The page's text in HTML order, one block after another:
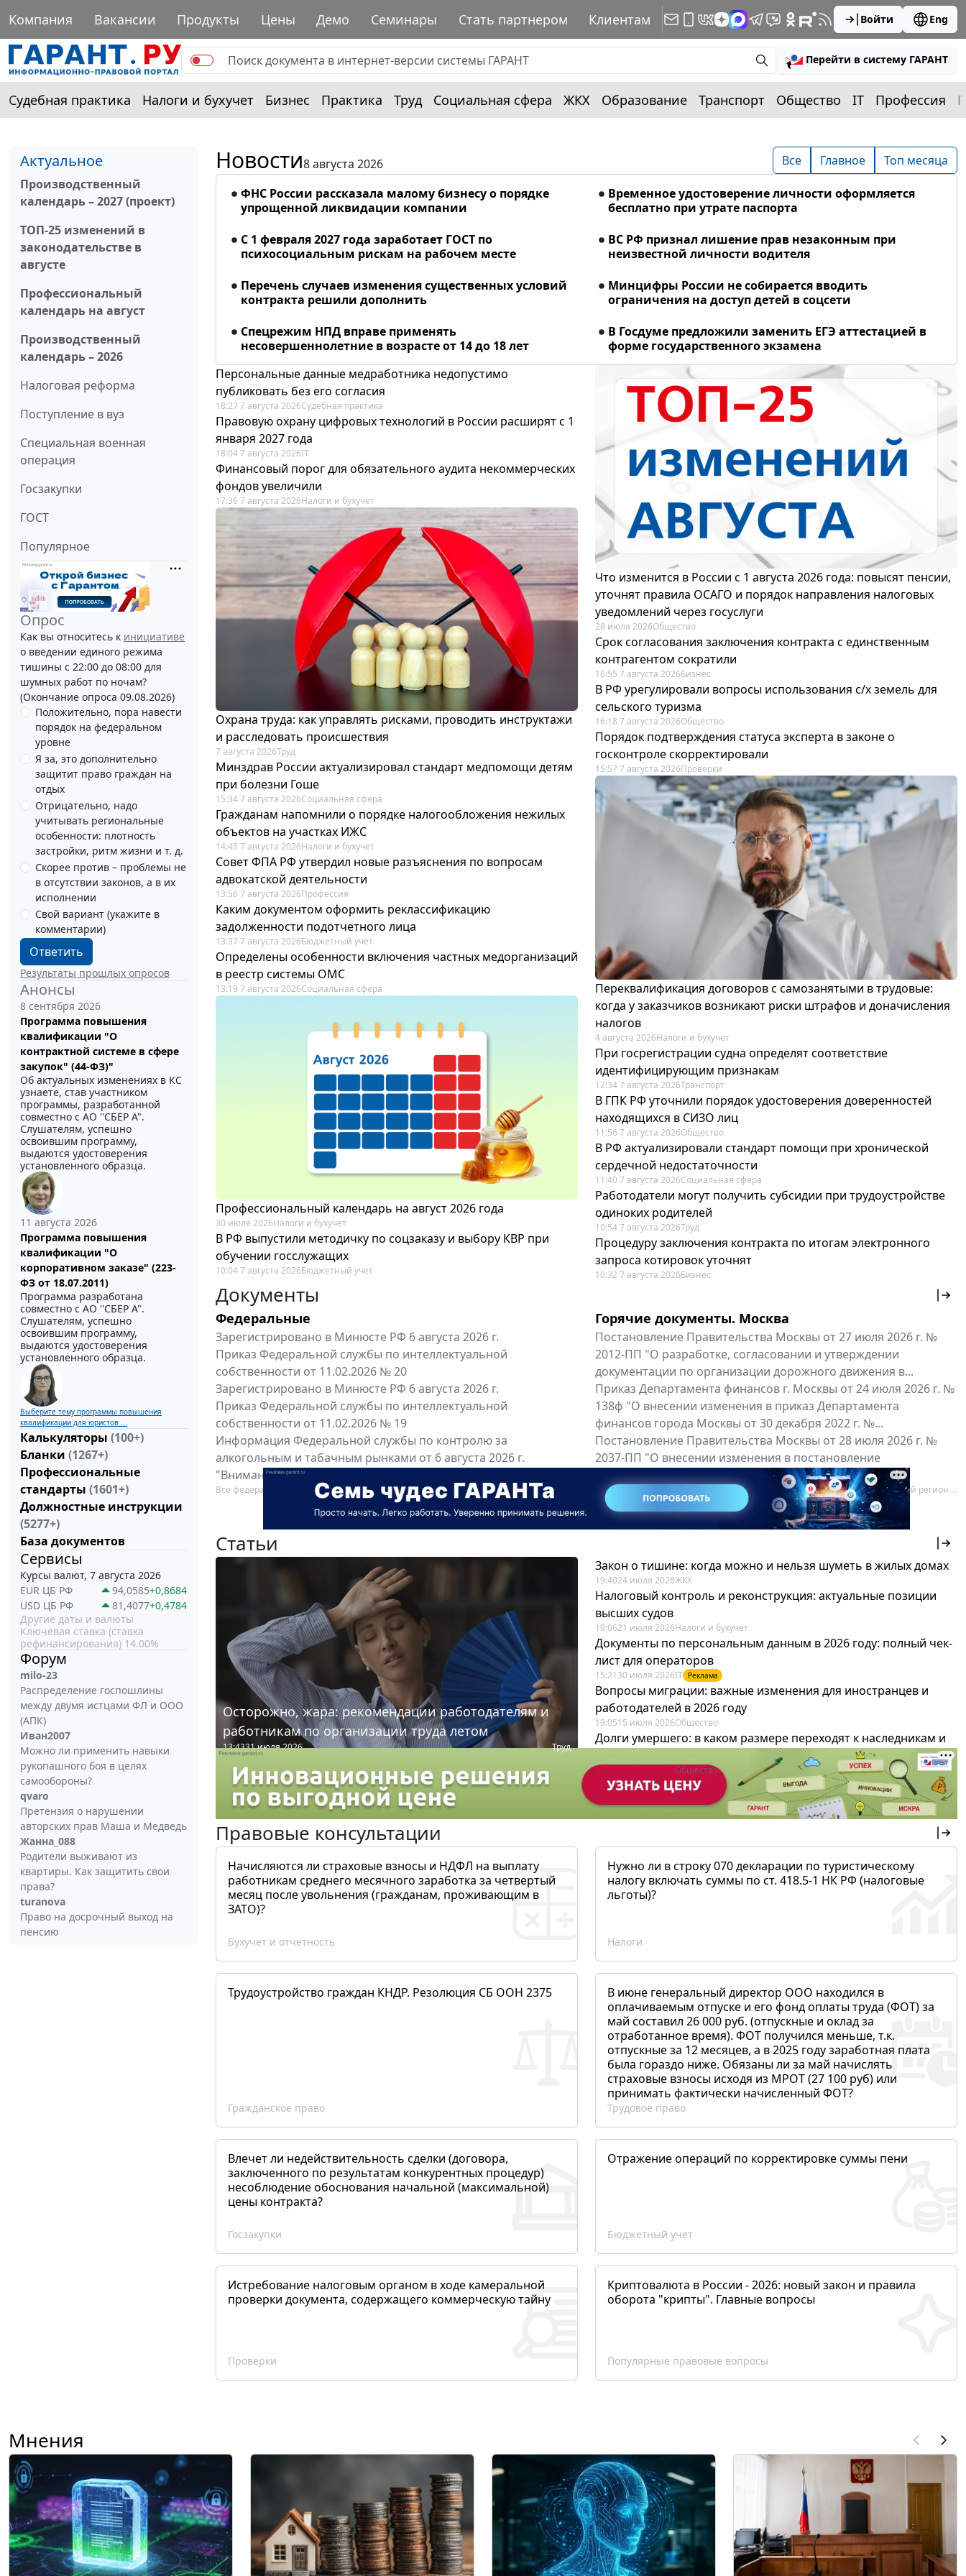
Компания Вакансии Продукты Цены Демо Семинары Стать партнером Клиентам Войти Eng
Перейти в систему ГАРАНТ
Судебная практика Налоги и бухучет Бизнес Практика Труд Социальная сфера ЖКХ Образование Транспорт Общество IT Профессия
Актуальное
Производственный
календарь – 2027 (проект)
ТОП-25 изменений в
законодательстве в
августе
Профессиональный
календарь на август
Производственный
календарь – 2026
Налоговая реформа
Поступление в вуз
Специальная военная
операция
Госзакупки
ГОСТ
Популярное
Опрос
Как вы относитесь к инициативе
о введении единого режима
тишины с 22:00 до 08:00 для
шумных работ по ночам?
(Окончание опроса 09.08.2026)
Положительно, пора навести
порядок на федеральном
уровне
Я за, это дополнительно
защитит право граждан на
отдых
Отрицательно, надо
учитывать региональные
особенности: плотность
застройки, ритм жизни и т. д.
Скорее против – проблемы не
в отсутствии законов, а в их
исполнении
Свой вариант (укажите в
комментарии)
Ответить
Результаты прошлых опросов
Анонсы
8 сентября 2026
Программа повышения
квалификации "О
контрактной системе в сфере
закупок" (44-ФЗ)"
Об актуальных изменениях в КС
узнаете, став участником
программы, разработанной
совместно с АО ''СБЕР А".
Слушателям, успешно
освоившим программу,
выдаются удостоверения
установленного образца.
11 августа 2026
Программа повышения
квалификации "О
корпоративном заказе" (223-
ФЗ от 18.07.2011)
Программа разработана
совместно с АО ''СБЕР А".
Слушателям, успешно
освоившим программу,
выдаются удостоверения
установленного образца.
Выберите тему программы повышения
квалификации для юристов ...
Калькуляторы (100+)
Бланки (1267+)
Профессиональные
стандарты (1601+)
Должностные инструкции
(5277+)
База документов
Сервисы
Курсы валют, 7 августа 2026
EUR ЦБ РФ
94,0585+0,8684
USD ЦБ РФ
81,4077+0,4784
Другие даты и валюты
Ключевая ставка (ставка
рефинансирования) 14.00%
Форум
milo-23
Распределение госпошлины
между двумя истцами ФЛ и ООО
(АПК)
Иван2007
Можно ли применить навыки
рукопашного боя в целях
самообороны?
qvaro
Претензия о нарушении
авторских прав Маша и Медведь
Жанна_088
Родители выживают из
квартиры. Как защитить свои
права?
turanova
Право на досрочный выход на
пенсию
Новости8 августа 2026 Все Главное Топ месяца
ФНС России рассказала малому бизнесу о порядке
упрощенной ликвидации компании
Временное удостоверение личности оформляется
бесплатно при утрате паспорта
С 1 февраля 2027 года заработает ГОСТ по
психосоциальным рискам на рабочем месте
ВС РФ признал лишение прав незаконным при
неизвестной личности водителя
Перечень случаев изменения существенных условий
контракта решили дополнить
Минцифры России не собирается вводить
ограничения на доступ детей в соцсети
Спецрежим НПД вправе применять
несовершеннолетние в возрасте от 14 до 18 лет
В Госдуме предложили заменить ЕГЭ аттестацией в
форме государственного экзамена
Персональные данные медработника недопустимо
публиковать без его согласия
18:27 7 августа 2026Судебная практика
Правовую охрану цифровых технологий в России расширят с 1
января 2027 года
18:04 7 августа 2026IT
Финансовый порог для обязательного аудита некоммерческих
фондов увеличили
17:36 7 августа 2026Налоги и бухучет
Охрана труда: как управлять рисками, проводить инструктажи
и расследовать происшествия
7 августа 2026Труд
Минздрав России актуализировал стандарт медпомощи детям
при болезни Гоше
15:34 7 августа 2026Социальная сфера
Гражданам напомнили о порядке налогообложения нежилых
объектов на участках ИЖС
14:45 7 августа 2026Налоги и бухучет
Совет ФПА РФ утвердил новые разъяснения по вопросам
адвокатской деятельности
13:56 7 августа 2026Профессия
Каким документом оформить реклассификацию
задолженности подотчетного лица
13:37 7 августа 2026Бюджетный учет
Определены особенности включения частных медорганизаций
в реестр системы ОМС
13:19 7 августа 2026Социальная сфера
Профессиональный календарь на август 2026 года
30 июля 2026Налоги и бухучет
В РФ выпустили методичку по соцзаказу и выбору КВР при
обучении госслужащих
10:04 7 августа 2026Бюджетный учет
Что изменится в России с 1 августа 2026 года: повысят пенсии,
уточнят правила ОСАГО и порядок направления налоговых
уведомлений через госуслуги
28 июля 2026Общество
Срок согласования заключения контракта с единственным
контрагентом сократили
16:55 7 августа 2026Бизнес
В РФ урегулировали вопросы использования с/х земель для
сельского туризма
16:18 7 августа 2026Общество
Порядок подтверждения статуса эксперта в законе о
госконтроле скорректировали
15:57 7 августа 2026Проверки
Переквалификация договоров с самозанятыми в трудовые:
когда у заказчиков возникают риски штрафов и доначисления
налогов
4 августа 2026Налоги и бухучет
При госрегистрации судна определят соответствие
идентифицирующим признакам
12:34 7 августа 2026Транспорт
В ГПК РФ уточнили порядок удостоверения доверенностей
находящихся в СИЗО лиц
11:56 7 августа 2026Общество
В РФ актуализировали стандарт помощи при хронической
сердечной недостаточности
11:40 7 августа 2026Социальная сфера
Работодатели могут получить субсидии при трудоустройстве
одиноких родителей
10:54 7 августа 2026Труд
Процедуру заключения контракта по итогам электронного
запроса котировок уточнят
10:32 7 августа 2026Бизнес
Документы
Федеральные
Зарегистрировано в Минюсте РФ 6 августа 2026 г.
Приказ Федеральной службы по интеллектуальной
собственности от 11.02.2026 № 20
Зарегистрировано в Минюсте РФ 6 августа 2026 г.
Приказ Федеральной службы по интеллектуальной
собственности от 11.02.2026 № 19
Информация Федеральной службы по контролю за
алкогольным и табачным рынками от 6 августа 2026 г.
"Вниманию производителей и импортёров алкогольной...
Все федеральные документы
Горячие документы. Москва
Постановление Правительства Москвы от 27 июля 2026 г. №
2012-ПП "О разработке, согласовании и утверждении
документации по организации дорожного движения в...
Приказ Департамента финансов г. Москвы от 24 июля 2026 г. №
138ф "О внесении изменения в приказ Департамента
финансов города Москвы от 30 декабря 2022 г. №...
Постановление Правительства Москвы от 28 июля 2026 г. №
2037-ПП "О внесении изменения в постановление
Правительства Москвы от 26 июля 2011 г. № 334-ПП"
Все региональные документы Мой регион ...
Статьи
Осторожно, жара: рекомендации работодателям и
работникам по организации труда летом
13:4331 июля 2026 Труд
Закон о тишине: когда можно и нельзя шуметь в жилых домах
19:4024 июля 2026ЖКХ
Налоговый контроль и реконструкция: актуальные позиции
высших судов
19:0621 июля 2026Налоги и бухучет
Документы по персональным данным в 2026 году: полный чек-
лист для операторов
15:21 30 июля 2026IT Реклама
Вопросы миграции: важные изменения для иностранцев и
работодателей в 2026 году
19:0515 июля 2026Общество
Долги умершего: в каком размере переходят к наследникам и
19:43 Общество
Правовые консультации
Начисляются ли страховые взносы и НДФЛ на выплату
работникам среднего месячного заработка за четвертый
месяц после увольнения (гражданам, проживающим в
ЗАТО)?
Бухучет и отчетность
Нужно ли в строку 070 декларации по туристическому
налогу включать суммы по ст. 418.5-1 НК РФ (налоговые
льготы)?
Налоги
Трудоустройство граждан КНДР. Резолюция СБ ООН 2375
Гражданское право
В июне генеральный директор ООО находился в
оплачиваемым отпуске и его фонд оплаты труда (ФОТ) за
май составил 26 000 руб. (отпускные и оклад за
отработанное время). ФОТ получился меньше, т.к.
отпускные за 12 месяцев, а в 2025 году заработная плата
была гораздо ниже. Обязаны ли за май начислять
страховые взносы исходя из МРОТ (27 100 руб) или
принимать фактически начисленный ФОТ?
Трудовое право
Влечет ли недействительность сделки (договора,
заключенного по результатам конкурентных процедур)
несоблюдение обоснования начальной (максимальной)
цены контракта?
Госзакупки
Отражение операций по корректировке суммы пени
Бюджетный учет
Истребование налоговым органом в ходе камеральной
проверки документа, содержащего коммерческую тайну
Проверки
Криптовалюта в России - 2026: новый закон и правила
оборота "крипты". Главные вопросы
Популярные правовые вопросы
Мнения